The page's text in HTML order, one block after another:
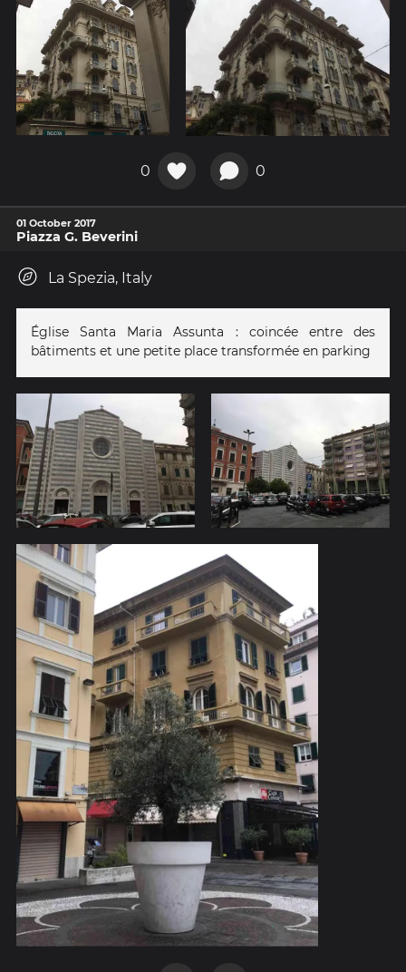
0 0
01 October 2017
Piazza G. Beverini
La Spezia, Italy
Église Santa Maria Assunta : coincée entre des
bâtiments et une petite place transformée en parking